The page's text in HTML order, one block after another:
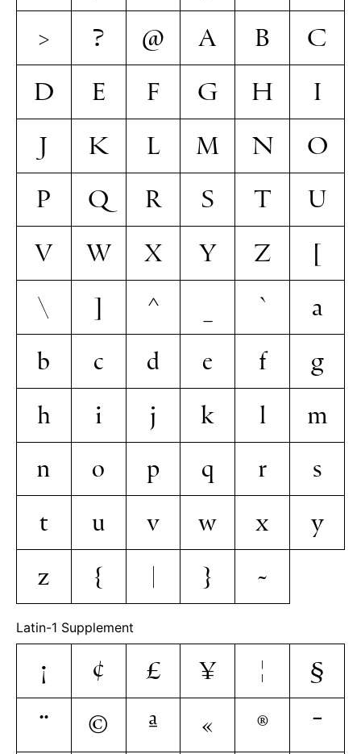
>
? @ A B
C
D
E F G H
I
J
K L M N
O
P
Q R S T
U
V
W X Y Z
[
\
] ^ `
a
b
c d e f
g
h
i j k l
m
n
o p q r
s
t
u v w x
y
z
{ } ~
Latin-1 Supplement
¡ ¢ £ ¥ ¦
§
¨
© ª « ®
¯